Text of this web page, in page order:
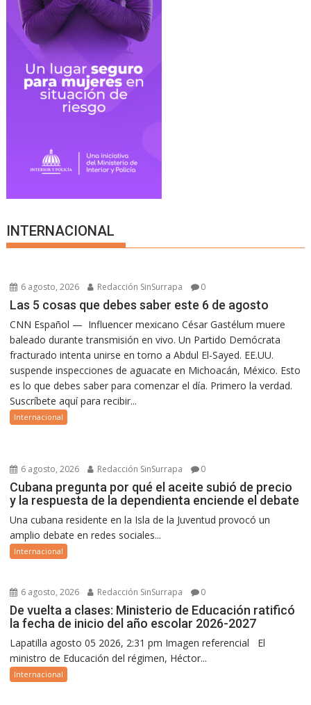
INTERNACIONAL
6 agosto, 2026 Redacción SinSurrapa 0
Las 5 cosas que debes saber este 6 de agosto
CNN Español — Influencer mexicano César Gastélum muere
baleado durante transmisión en vivo. Un Partido Demócrata
fracturado intenta unirse en torno a Abdul El-Sayed. EE.UU.
suspende inspecciones de aguacate en Michoacán, México. Esto
es lo que debes saber para comenzar el día. Primero la verdad.
Suscríbete aquí para recibir...
Internacional
6 agosto, 2026 Redacción SinSurrapa 0
Cubana pregunta por qué el aceite subió de precio
y la respuesta de la dependienta enciende el debate
Una cubana residente en la Isla de la Juventud provocó un
amplio debate en redes sociales...
Internacional
6 agosto, 2026 Redacción SinSurrapa 0
De vuelta a clases: Ministerio de Educación ratificó
la fecha de inicio del año escolar 2026-2027
Lapatilla agosto 05 2026, 2:31 pm Imagen referencial El
ministro de Educación del régimen, Héctor...
Internacional